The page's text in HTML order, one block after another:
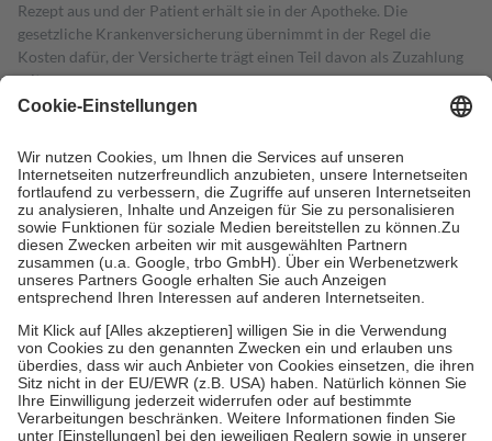
Rezept aus und der Patient erhält sie in der Apotheke. Die
gesetzliche Krankenversicherung übernimmt in der Regel die
Kosten dafür, der Versicherte trägt einen Teil davon als Zuzahlung
mit.
Grundsätzlich leisten Mitglieder Zuzahlungen in Höhe von zehn
höchstens zehn Euro.
Es sind jedoch nie mehr als die tatsächlichen
Kosten der Leistung zu entrichten.
Diese Regeln gelten grundsätzlich auch für Online-Apotheken.
Bei Heilmitteln und häuslicher Krankenpflege beträgt die
Zuzahlung zehn Prozent der Kosten sowie zehn Euro je
Verordnung.
Um das Engagement der Versicherten für ihre eigene Gesundheit zu
stärken und die besondere Stellung der Familie zu unterstützen,
fallenkeine Zuzahlungenan bei:
• Kindern und Jugendlichen bis zum vollendeten 18. Lebensjahr
mit Ausnahme der Fahrkosten
• Untersuchungen zur Vorsorge und Früherkennung, die von der
GKV getragen werden